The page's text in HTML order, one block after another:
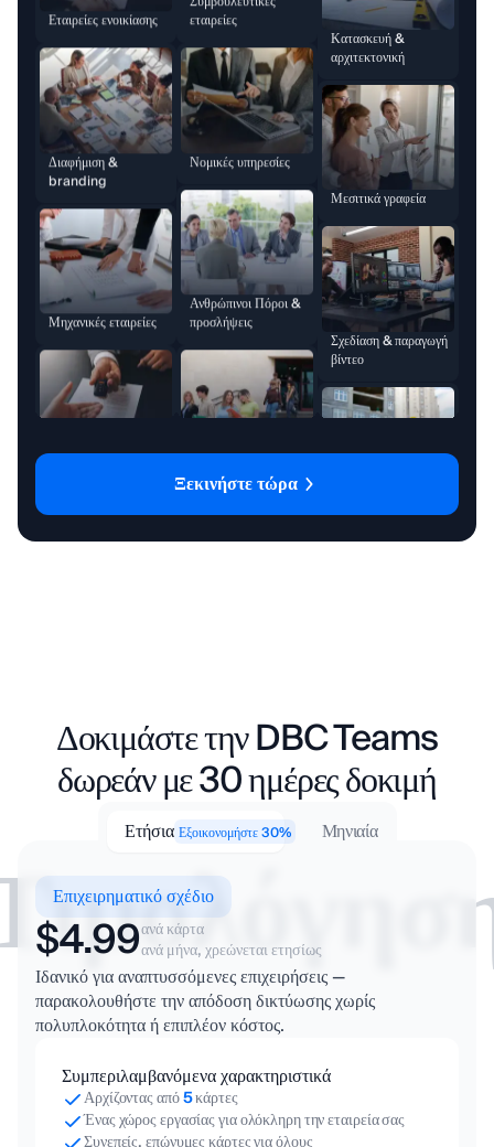
branding
Νομικές υπηρεσίες
Ανθρώπινοι Πόροι &
προσλήψεις
Πανεπιστήμια
Συμβουλευτικές
εταιρείες
Ανθρώπινοι Πόροι &
προσλήψεις
Κατασκευή &
αρχιτεκτονική
Μεσιτικά γραφεία
Σχεδίαση & παραγωγή
βίντεο
Σχεδίαση & παραγωγή
βίντεο
Ξεκινήστε τώρα
Δοκιμάστε την DBC Teams
δωρεάν με 30 ημέρες δοκιμή
Ετήσια Εξοικονομήστε 30% Μηνιαία
Επιχειρηματικό σχέδιο
$4.99ανά κάρτα
ανά μήνα, χρεώνεται ετησίως
Ιδανικό για αναπτυσσόμενες επιχειρήσεις —
παρακολουθήστε την απόδοση δικτύωσης χωρίς
πολυπλοκότητα ή επιπλέον κόστος.
Συμπεριλαμβανόμενα χαρακτηριστικά
Αρχίζοντας από5κάρτες
Ένας χώρος εργασίας για ολόκληρη την εταιρεία σας